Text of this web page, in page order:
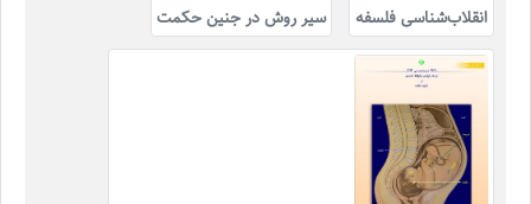
انقلاب‌شناسی فلسفه سیر روش در جنین حکمت